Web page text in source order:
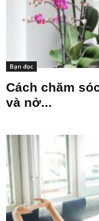
Bạn đọc
Cách chăm
và nở...